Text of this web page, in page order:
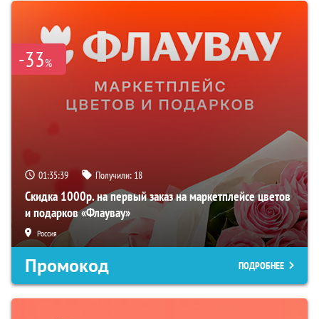
-33%
01:35:37 Получили: 18
Скидка 1000р. на первый заказ на маркетплейсе цветов
и подарков «Флаувау»
Россия
Промокод ПОДРОБНЕЕ